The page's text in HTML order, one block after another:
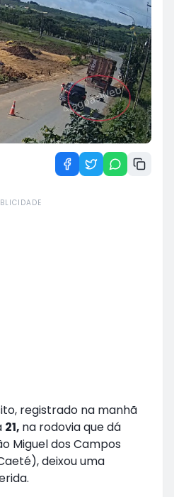
registrado na manhã
21, na rodovia que dá
Miguel dos Campos
deixou uma